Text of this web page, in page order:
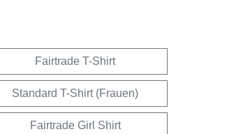
Fairtrade T-Shirt
Standard T-Shirt (Frauen)
Fairtrade Girl Shirt